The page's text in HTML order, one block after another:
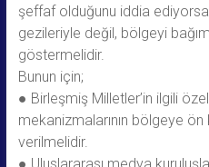
şeffaf olduğunu iddia
gezileriyle değil, bölgeyi
göstermelidir.
Bunun için;
● Birleşmiş Milletler’in ilgili
mekanizmalarının bölgeye
verilmelidir.